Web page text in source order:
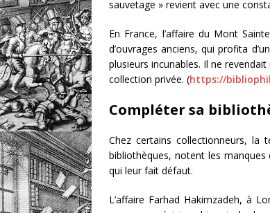
sauvetage » revient avec une
En France, l’affaire du Mont
d’ouvrages anciens, qui profita
plusieurs incunables. Il ne
collection privée. (https://
Compléter sa
Chez certains collectionneurs, la
bibliothèques, notent les
qui leur fait défaut.
L’affaire Farhad Hakimzadeh, à